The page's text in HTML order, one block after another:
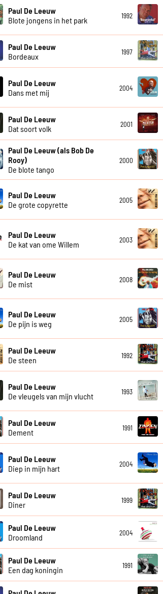
Paul De Leeuw
Blote jongens in het park
1992
Paul De Leeuw
Bordeaux
1997
Paul De Leeuw
Dans met mij
2004
Paul De Leeuw
Dat soort volk
2001
Paul De Leeuw (als Bob De
Rooy)
De blote tango
2000
Paul De Leeuw
De grote copyrette
2005
Paul De Leeuw
De kat van ome Willem
2003
Paul De Leeuw
De mist
2008
Paul De Leeuw
De pijn is weg
2005
Paul De Leeuw
De steen
1992
Paul De Leeuw
De vleugels van mijn vlucht
1993
Paul De Leeuw
Dement
1991
Paul De Leeuw
Diep in mijn hart
2004
Paul De Leeuw
Diner
1999
Paul De Leeuw
Droomland
2004
Paul De Leeuw
Een dag koningin
1991